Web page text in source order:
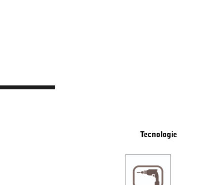
Tecnologie